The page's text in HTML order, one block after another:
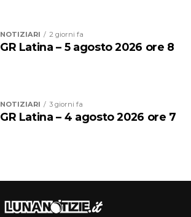
NOTIZIARI 2 giorni fa
GR Latina – 5 agosto 2026 ore 8
NOTIZIARI 3 giorni fa
GR Latina – 4 agosto 2026 ore 7